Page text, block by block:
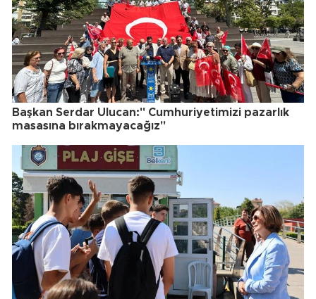
Başkan Serdar Ulucan:" Cumhuriyetimizi pazarlık
masasına bırakmayacağız"